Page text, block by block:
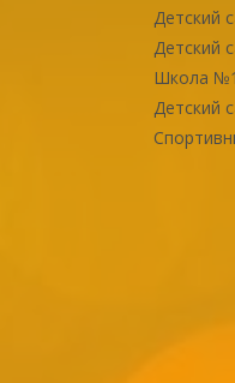
Детский
Детский
Школа
Детский